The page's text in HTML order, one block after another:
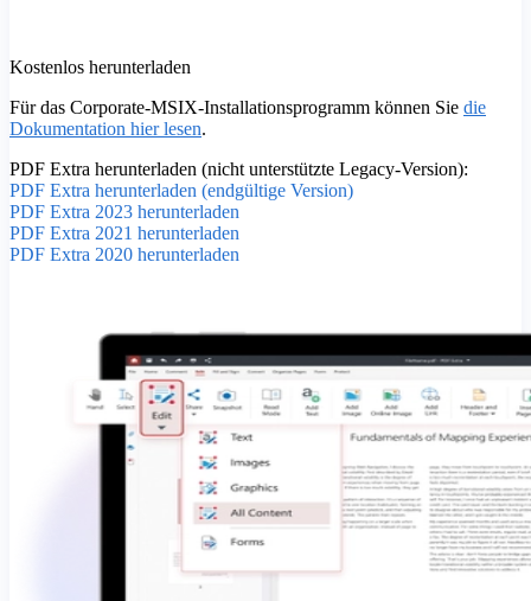
Kostenlos herunterladen
Für das Corporate-MSIX-Installationsprogramm können Sie die
Dokumentation hier lesen.
PDF Extra herunterladen (nicht unterstützte Legacy-Version):
PDF Extra herunterladen (endgültige Version)
PDF Extra 2023 herunterladen
PDF Extra 2021 herunterladen
PDF Extra 2020 herunterladen